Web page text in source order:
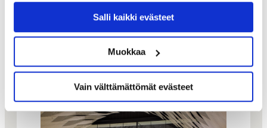
Salli kaikki evästeet
Muokkaa
Vain välttämättömät evästeet
Vinkit ravintolakäyntiin